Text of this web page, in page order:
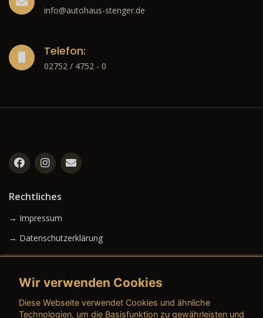
info@autohaus-stenger.de
Telefon:
02752 / 4752 - 0
Rechtliches
→ Impressum
→ Datenschutzerklärung
→ AGB (Gebrauchtwagen)
Wir verwenden Cookies
Diese Webseite verwendet Cookies und ähnliche
Technologien, um die Basisfunktion zu gewährleisten und